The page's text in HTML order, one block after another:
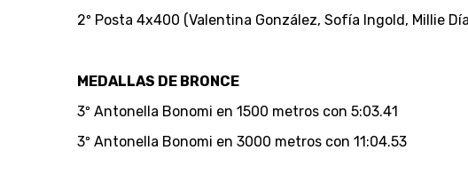
2º Posta 4x400 (Valentina González, Sofía Ingold, Millie
MEDALLAS DE BRONCE
3º Antonella Bonomi en 1500 metros con 5:03.41
3º Antonella Bonomi en 3000 metros con 11:04.53